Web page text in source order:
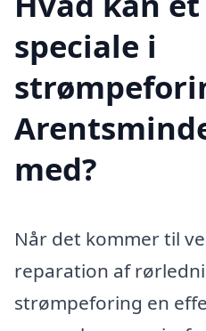
speciale i
med?
Når det kommer til
reparation af
strømpeforing en